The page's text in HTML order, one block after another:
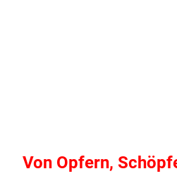
Von Opfern,